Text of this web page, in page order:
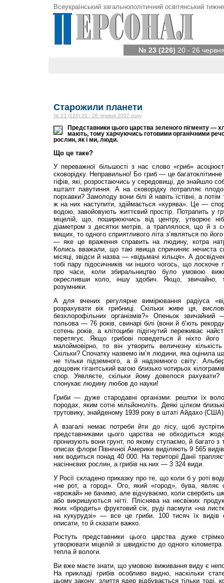
Всеукраїнський загальнополітичний освітянський
№ 23 (226) 20 - 26
Старожили планети
№ 23 (226) 20 - 26 червня 2007 року
Представники цього царства зеленого пігменту —
мають, тому харчуючись готовими органічними
рослин, як і ми, люди.
Що це таке?
У переважної більшості з нас слово «гриб»
сковорідку. Неправильно! Бо гриб — це
гіфів, які, розростаючись у середовищі, де знайшло
кшталт павутиння. А на сковорідку потрапляє
порхавки? Замолоду вони білі й навіть їстівні, а
ж на них наступити, здіймається «курява». Це —
водою, завойовують життєвий простір. Потрапить у
міцелій, що, поширюючись від центру, утворює
діаметром з десятки метрів, а траплялося, що й з
вищих, то одного сприятливого літа з’являться по
— яке це враження справить на людину, котра
Колись вважали, що такі явища спричиняє нечиста
місяці, звідси й назва — «відьмачі кільця». А
тобі пару підосичників чи іншого чогось, що лоскоче
про часи, коли збиральництво було умовою
окресливши коло, іншу здобич. Якщо, звичайно,
розумники.
А для вчених регулярне вимірювання радіуса
розрахувати вік грибниці. Скільки живе ця,
безхлорофільних організмів?» Опеньок
польова — 76 років, свинарі білі (вони й б’ють
сотень років, а клітоцибе підігнутий переживає
перетягує. Якщо грибові поведеться й ніхто
малоймовірно, то він утворить величезну
Скільки? Спочатку назвемо ім’я людини, яка оцінила
не тільки підземного, а й надземного світу:
дощовик гігантський вагою близько чотирьох
спор. Уявляєте, скільки йому довелося
спонукає людину любов до науки!
Гриби — дуже стародавні організми: рештки їх
породах, яким сотні мільйоноліть. Деякі цілком
трутовику, знайденому 1939 року в штаті Айдахо
А взагалі немає потреби йти до лісу, щоб
представниками цього царства не обходиться
пронизують вони грунт, по якому ступаємо, й багато
описах флори Північної Америки виділяють 9 565
них водиться понад 40 000. На території Данії
насіннєвих рослин, а грибів на них — 3 324 види.
У Росії складено приказку про те, що коли б у роті
«не рот, а город». Ого, який «город», бува,
«врожай» не бачимо, але відчуваємо, коли свербить
або викришуються нігті. Пліснява на несвіжих
яких «бродить» фруктовий сік, руді пасмуги «на
на кукурудзі» — все це гриби. 100 тисяч їх видів
описати, то й сказати важко.
Ростуть представники цього царства дуже
утворювати міцелій зі швидкістю до одного
тепла й вологи.
Ви вже маєте знати, що умовою виживання виду є
На прикладі грибів особливо видно, наскільки
цьому закону: злиття ядер відбувається тільки тоді,